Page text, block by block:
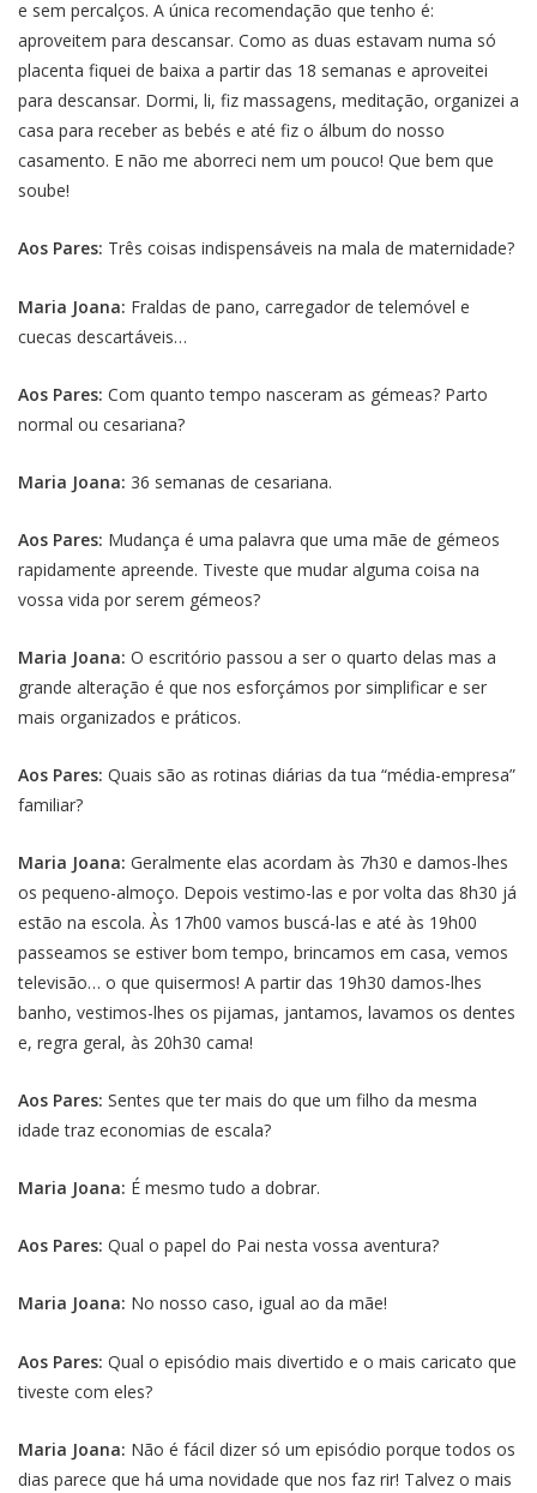
e sem percalços. A única recomendação que tenho é:
aproveitem para descansar. Como as duas estavam numa só
placenta fiquei de baixa a partir das 18 semanas e aproveitei
para descansar. Dormi, li, fiz massagens, meditação, organizei a
casa para receber as bebés e até fiz o álbum do nosso
casamento. E não me aborreci nem um pouco! Que bem que
soube!
Aos Pares: Três coisas indispensáveis na mala de maternidade?
Maria Joana: Fraldas de pano, carregador de telemóvel e
cuecas descartáveis…
Aos Pares: Com quanto tempo nasceram as gémeas? Parto
normal ou cesariana?
Maria Joana: 36 semanas de cesariana.
Aos Pares: Mudança é uma palavra que uma mãe de gémeos
rapidamente apreende. Tiveste que mudar alguma coisa na
vossa vida por serem gémeos?
Maria Joana: O escritório passou a ser o quarto delas mas a
grande alteração é que nos esforçámos por simplificar e ser
mais organizados e práticos.
Aos Pares: Quais são as rotinas diárias da tua “média-empresa”
familiar?
Maria Joana: Geralmente elas acordam às 7h30 e damos-lhes
os pequeno-almoço. Depois vestimo-las e por volta das 8h30 já
estão na escola. Às 17h00 vamos buscá-las e até às 19h00
passeamos se estiver bom tempo, brincamos em casa, vemos
televisão… o que quisermos! A partir das 19h30 damos-lhes
banho, vestimos-lhes os pijamas, jantamos, lavamos os dentes
e, regra geral, às 20h30 cama!
Aos Pares: Sentes que ter mais do que um filho da mesma
idade traz economias de escala?
Maria Joana: É mesmo tudo a dobrar.
Aos Pares: Qual o papel do Pai nesta vossa aventura?
Maria Joana: No nosso caso, igual ao da mãe!
Aos Pares: Qual o episódio mais divertido e o mais caricato que
tiveste com eles?
Maria Joana: Não é fácil dizer só um episódio porque todos os
dias parece que há uma novidade que nos faz rir! Talvez o mais